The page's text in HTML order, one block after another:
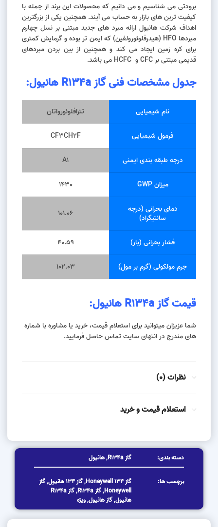
برودتی می شناسیم و می دانیم که محصولات این برند از جمله با
کیفیت ترین های بازار به حساب می آیند. همچنین یکی از بزرگترین
اهداف شرکت هانیول ارائه مبرد های جدید مبتنی بر نسل چهارم
مبردها HFO (هیدرفلوئورولفین) که ایمن تر بوده و گرمایش کمتری
برای کره زمین ایجاد می کند و همچنین از بین بردن مبردهای
قدیمی مبتنی بر CFC و HCFC می باشد.
جدول مشخصات فنیگازR134aهانیول:
نام شیمیایی تترافلوئورواتان
فرمول شیمیایی CF3CH2F
درجه طبقه بندی ایمنی A1
میزان GWP 1430
دمای بحرانی (درجه
سانتیگراد)
101.06
فشار بحرانی (بار) 40.59
جرم مولکولی (گرم بر مول) 102.03
قیمتگاز R134a هانیول:
شما عزیزان میتوانید برای استعلام قیمت، خرید یا مشاوره با شماره
های مندرج در انتهای سایت تماس حاصل فرمایید.
نظرات (0)
استعلام قیمت و خرید
دسته بندی: گاز R134a ,هانیول
برچسب ها: گاز 134 Honeywell ,گاز 134 هانیول ,گاز
Honeywell
,گاز R134a ,
گاز R134a
هانیول,گاز هانیول,ویژه